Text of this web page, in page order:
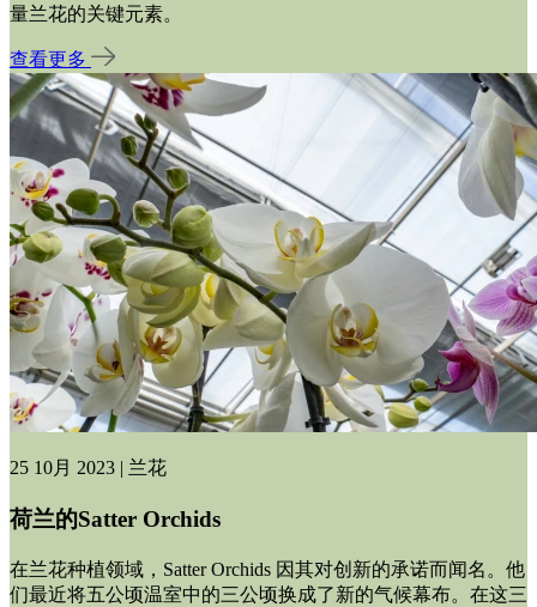
量兰花的关键元素。
查看更多
25 10月 2023 | 兰花
荷兰的Satter Orchids
在兰花种植领域，Satter Orchids 因其对创新的承诺而闻名。他
们最近将五公顷温室中的三公顷换成了新的气候幕布。在这三